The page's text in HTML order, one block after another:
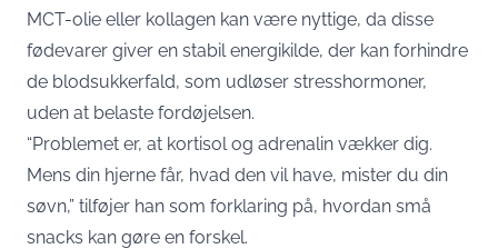
MCT-olie eller kollagen kan være nyttige, da disse
fødevarer giver en stabil energikilde, der kan forhindre
de blodsukkerfald, som udløser stresshormoner,
uden at belaste fordøjelsen.
“Problemet er, at kortisol og adrenalin vækker dig.
Mens din hjerne får, hvad den vil have, mister du din
søvn,” tilføjer han som forklaring på, hvordan små
snacks kan gøre en forskel.